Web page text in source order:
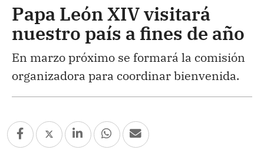
Papa León XIV visitará
nuestro país a fines de año
En marzo próximo se formará la comisión
organizadora para coordinar bienvenida.